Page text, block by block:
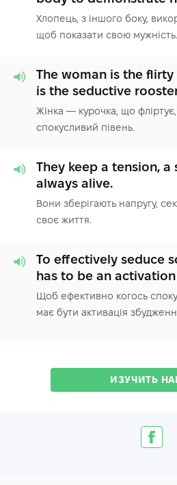
Хлопець, з іншого боку,
щоб показати свою мужність.
The woman is the flirty
is the seductive
Жінка — курочка, що
спокусливий півень.
They keep a tension, a
always alive.
Вони зберігають напругу,
своє життя.
To effectively seduce
has to be an
Щоб ефективно когось
має бути активація
ИЗУЧИТЬ